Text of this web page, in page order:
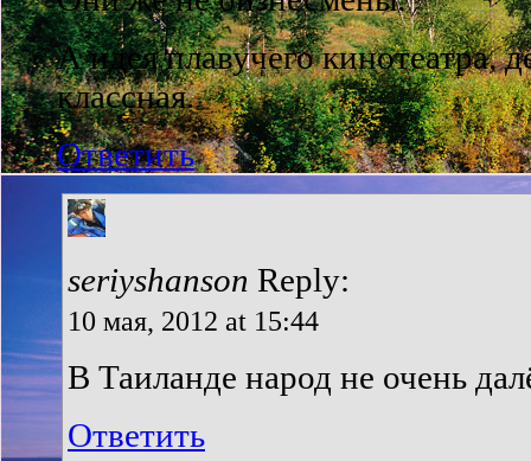
А идея плавучего кинотеатра,
классная.
Ответить
seriyshanson Reply:
10 мая, 2012 at 15:44
В Таиланде народ не очень
Ответить